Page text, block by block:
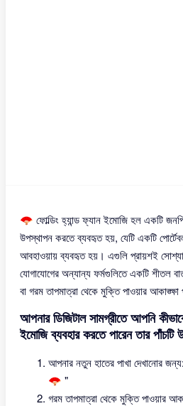
🪭 ফোল্ডিং হ্যান্ড ফ্যান ইমোজি হল একটি
উপস্থাপন করতে ব্যবহৃত হয়, যেটি একটি
আবহাওয়ায় ব্যবহৃত হয়। এগুলি প্রায়শই
যোগাযোগের অন্যান্য ফর্মগুলিতে একটি শীতল
বা গরম তাপমাত্রা থেকে মুক্তি পাওয়ার
আপনার ডিজিটাল সামগ্রীতে আপনি
ইমোজি ব্যবহার করতে পারেন তার পাঁচটি
আপনার নতুন হাতের পাখা দেখানোর
🪭 "
গরম তাপমাত্রা থেকে মুক্তি পাওয়ার